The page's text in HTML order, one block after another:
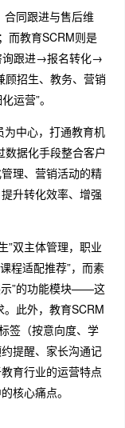
同跟进与售后维
而教育SCRM则是
询跟进→报名转化→
招生、教务、营销
运营”。
为中心，打通教育机
数据化手段整合客户
理、营销活动的精
升转化效率、增强
”双主体管理，职业
程适配推荐”，而素
示”的功能模块——这
此外，教育SCRM
签（按意向度、学
提醒、家长沟通记
育行业的运营特点
核心痛点。